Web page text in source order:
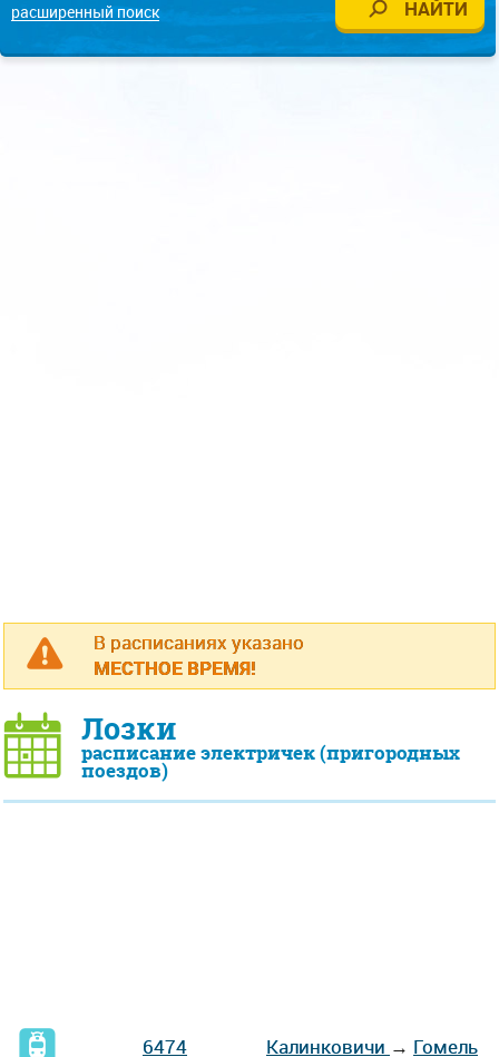
расширенный поиск
В расписаниях указано
МЕСТНОЕ ВРЕМЯ!
Лозки
расписание электричек (пригородных
поездов)
6474 Калинковичи → Гомель